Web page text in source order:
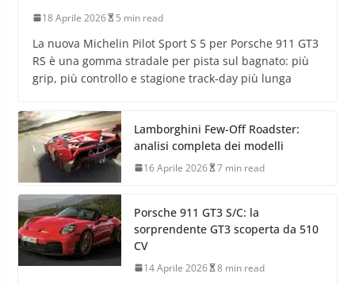
18 Aprile 2026 5 min read
La nuova Michelin Pilot Sport S 5 per Porsche 911 GT3
RS è una gomma stradale per pista sul bagnato: più
grip, più controllo e stagione track-day più lunga
Lamborghini Few-Off Roadster:
analisi completa dei modelli
16 Aprile 2026 7 min read
Porsche 911 GT3 S/C: la
sorprendente GT3 scoperta da 510
CV
14 Aprile 2026 8 min read